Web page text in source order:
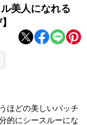
美人になれる
ほどの美しいパッチ
的にシースルーにな